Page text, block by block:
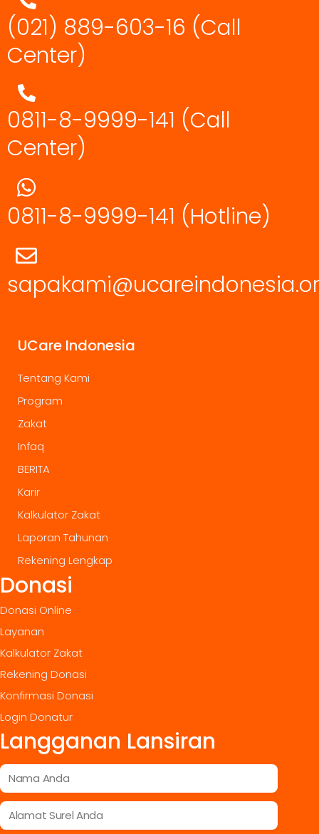
(021) 889-603-16 (Call
Center)
0811-8-9999-141 (Call
Center)
0811-8-9999-141 (Hotline)
UCare Indonesia
Tentang Kami
Program
Zakat
Infaq
BERITA
Karir
Kalkulator Zakat
Laporan Tahunan
Rekening Lengkap
Donasi
Donasi Online
Layanan
Kalkulator Zakat
Rekening Donasi
Konfirmasi Donasi
Login Donatur
Langganan Lansiran